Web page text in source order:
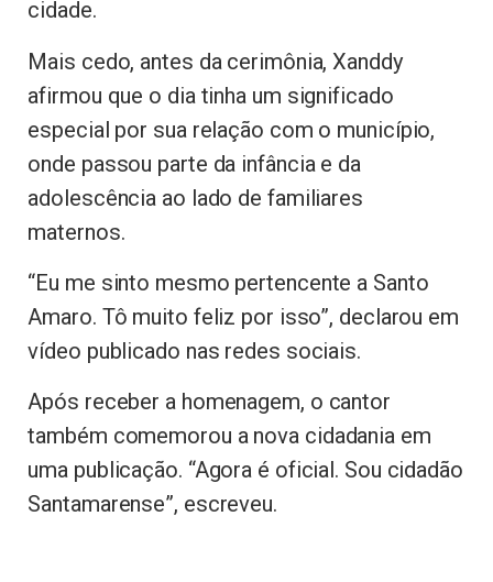
cidade.
Mais cedo, antes da cerimônia, Xanddy
afirmou que o dia tinha um significado
especial por sua relação com o município,
onde passou parte da infância e da
adolescência ao lado de familiares
maternos.
“Eu me sinto mesmo pertencente a Santo
Amaro. Tô muito feliz por isso”, declarou em
vídeo publicado nas redes sociais.
Após receber a homenagem, o cantor
também comemorou a nova cidadania em
uma publicação. “Agora é oficial. Sou cidadão
Santamarense”, escreveu.